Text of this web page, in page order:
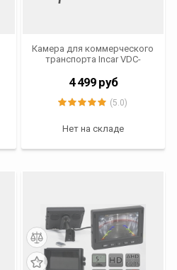
Камера для коммерческого
транспорта Incar VDC-
Ford, Fiat, Mercedes, Peugeot,
Citroen
4 499 руб
(5.0)
Нет на складе